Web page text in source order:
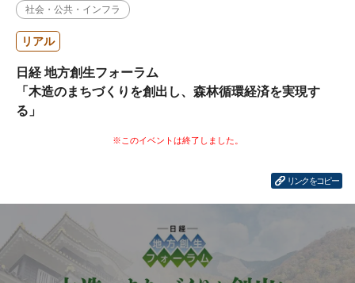
社会・公共・インフラ
リアル
日経 地方創生フォーラム
「木造のまちづくりを創出し、森林循環経済を実現す
る」
リンクをコピー